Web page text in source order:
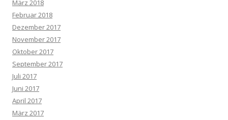
März 2018
Februar 2018
Dezember 2017
November 2017
Oktober 2017
September 2017
Juli 2017
Juni 2017
April 2017
März 2017